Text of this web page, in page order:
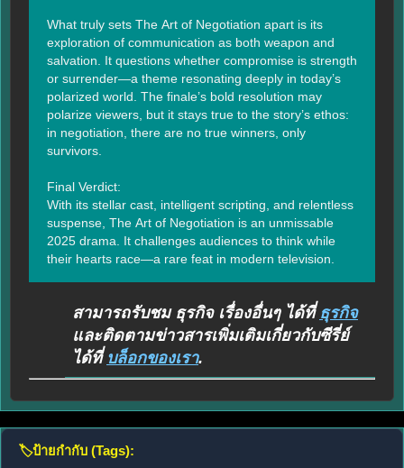
What truly sets The Art of Negotiation apart is its
exploration of communication as both weapon and
salvation. It questions whether compromise is strength
or surrender—a theme resonating deeply in today’s
polarized world. The finale’s bold resolution may
polarize viewers, but it stays true to the story’s ethos:
in negotiation, there are no true winners, only
survivors.
Final Verdict:
With its stellar cast, intelligent scripting, and relentless
suspense, The Art of Negotiation is an unmissable
2025 drama. It challenges audiences to think while
their hearts race—a rare feat in modern television.
สามารถรับชม ธุรกิจ เรื่องอื่นๆ ได้ที่ ธุรกิจ
และติดตามข่าวสารเพิ่มเติมเกี่ยวกับซีรี่ย์
ได้ที่ บล็อกของเรา.
🏷️ป้ายกำกับ (Tags):